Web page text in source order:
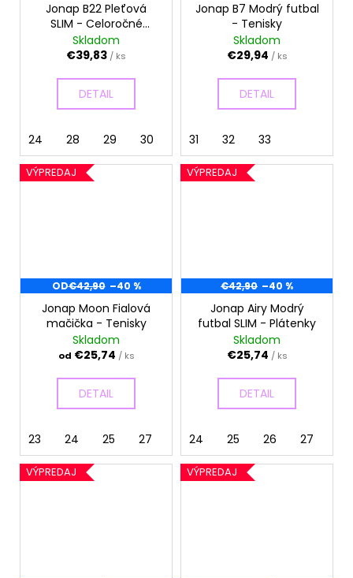
Jonap B22 Pleťová
SLIM - Celoročné
topánky
Skladom
€39,83 / ks
DETAIL
24 28 29 30
Jonap B7 Modrý futbal
- Tenisky
Skladom
€29,94 / ks
DETAIL
31 32 33
VÝPREDAJ
OD€42,90 –40 %
Jonap Moon Fialová
mačička - Tenisky
Skladom
od €25,74 / ks
DETAIL
23 24 25 27
VÝPREDAJ
€42,90 –40 %
Jonap Airy Modrý
futbal SLIM - Plátenky
Skladom
€25,74 / ks
DETAIL
24 25 26 27
VÝPREDAJ VÝPREDAJ